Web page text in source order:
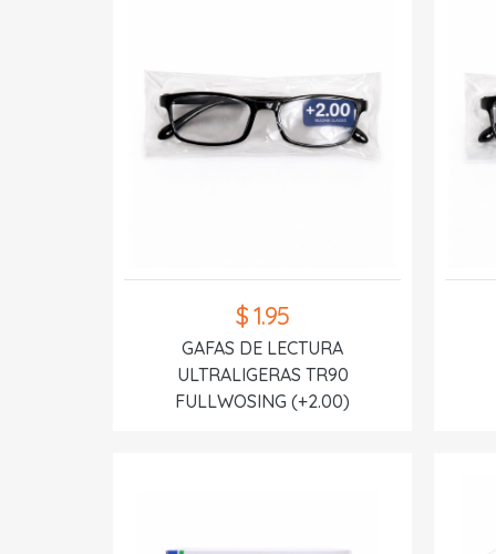
$ 1.95
GAFAS DE LECTURA
ULTRALIGERAS TR90
FULLWOSING (+2.00)